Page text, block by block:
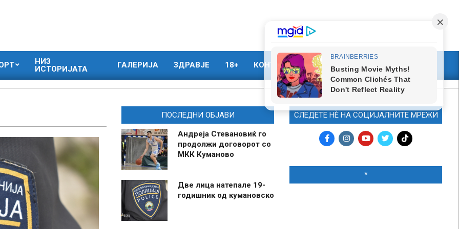
НИЗ
ИСТОРИЈАТА
ГАЛЕРИЈА ЗДРАВЈЕ 18+ КОНТАКТ МАРКЕТИНГ
ПОСЛЕДНИ ОБЈАВИ
Андреја Стевановиќ го
продолжи договорот со
МКК Куманово
Две лица натепале 19-
годишник од кумановско
СЛЕДЕТЕ НЀ НА СОЦИЈАЛНИТЕ МРЕЖИ
*